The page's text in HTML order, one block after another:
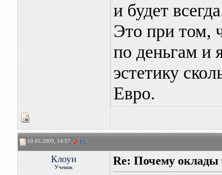
и будет
Это при том,
по деньгам и
эстетику
Евро.
10.05.2009, 14:57
Клоун
Ученик
Re: Почему оклады